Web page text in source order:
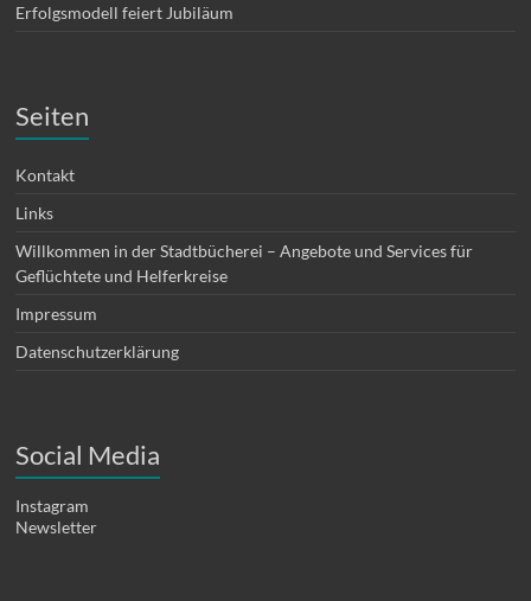
Erfolgsmodell feiert Jubiläum
Seiten
Kontakt
Links
Willkommen in der Stadtbücherei – Angebote und Services für
Geflüchtete und Helferkreise
Impressum
Datenschutzerklärung
Social Media
Instagram
Newsletter